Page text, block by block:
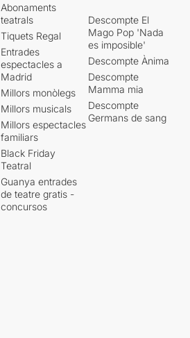
Abonaments
teatrals
Tiquets Regal
Entrades
espectacles a
Madrid
Millors monòlegs
Millors musicals
Millors espectacles
familiars
Black Friday
Teatral
Guanya entrades
de teatre gratis -
concursos
Descompte El
Mago Pop 'Nada
es imposible'
Descompte Ànima
Descompte
Mamma mia
Descompte
Germans de sang